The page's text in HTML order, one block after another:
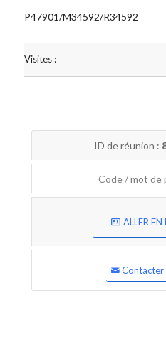
P47901/M34592/R34592
Visites :
ID de réunion :
Code / mot de
ALLER
Contacter